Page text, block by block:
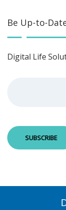
Be Up-to-
Digital Life